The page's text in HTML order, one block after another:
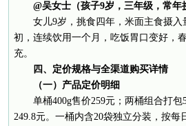
@吴女士（孩子9岁，三年级，常
女儿9岁，挑食四年，米面主食摄
初，连续饮用一个月，吃饭胃口变好，
充。
四、定价规格与全渠道购买详情
（一）产品定价明细
单桶400g售价259元；两桶组合打
249.8元。一桶内含20袋独立分装，按